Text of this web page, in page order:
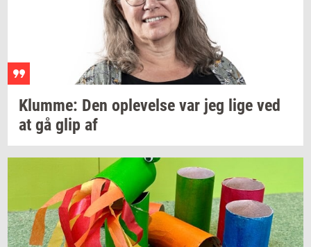
Klum­me: Den op­le­vel­se var jeg lige ved
at gå glip af